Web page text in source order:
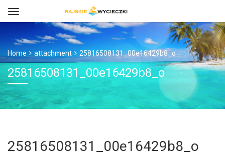
Home attachment 25816508131_00e16429b8_o
25816508131_00e16429b8_o
25816508131_00e16429b8_o